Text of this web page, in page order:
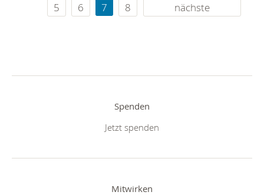
5
6 7 8 nächste
Spenden
Jetzt spenden
Mitwirken